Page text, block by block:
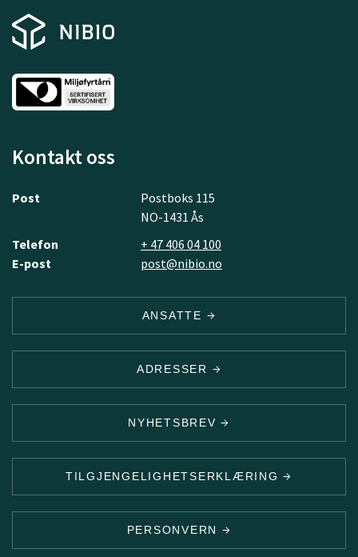
Kontakt oss
Post
Postboks 115
NO-1431 Ås
Telefon
+ 47 406 04 100
E-post
post@nibio.no
ANSATTE
ADRESSER
NYHETSBREV
TILGJENGELIGHETSERKLÆRING
PERSONVERN